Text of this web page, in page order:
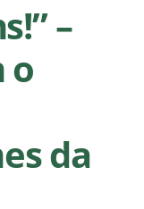
–
o
da